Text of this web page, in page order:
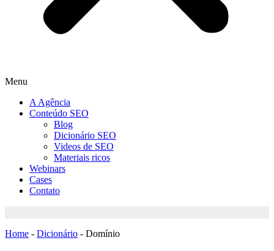
Menu
A Agência
Conteúdo SEO
Blog
Dicionário SEO
Videos de SEO
Materiais ricos
Webinars
Cases
Contato
Home - Dicionário - Domínio